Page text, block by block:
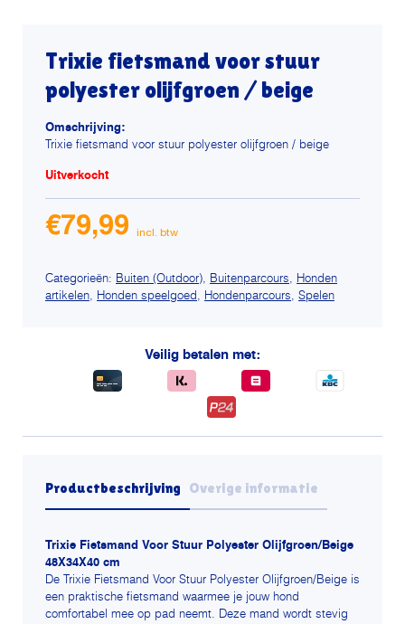
Trixie fietsmand voor stuur
polyester olijfgroen / beige
Omschrijving:
Trixie fietsmand voor stuur polyester olijfgroen / beige
Uitverkocht
€79,99
Categorieën: Buiten (Outdoor), Buitenparcours, Honden
artikelen, Honden speelgoed, Hondenparcours, Spelen
Veilig betalen met:
Productbeschrijving Overige informatie
Trixie Fietsmand Voor Stuur Polyester Olijfgroen/Beige
48X34X40 cm
De Trixie Fietsmand Voor Stuur Polyester Olijfgroen/Beige is
een praktische fietsmand waarmee je jouw hond
comfortabel mee op pad neemt. Deze mand wordt stevig